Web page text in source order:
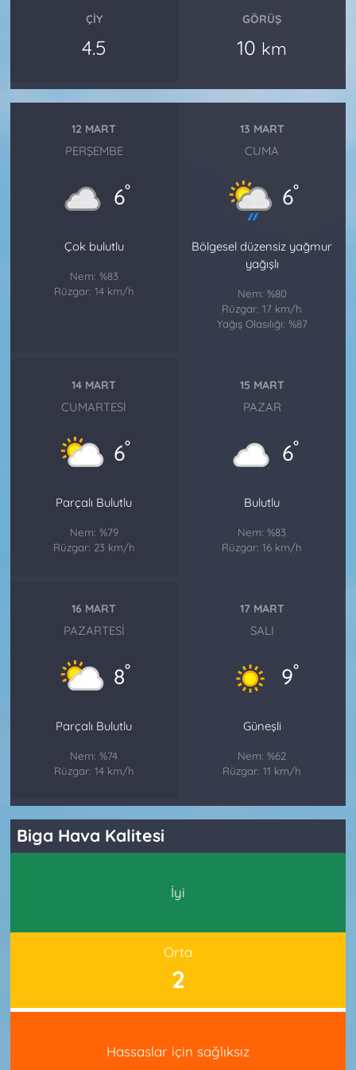
ÇIY
4.5
GÖRÜŞ
10 km
12 MART
PERŞEMBE
6°
Çok bulutlu
Nem: %83
Rüzgar: 14 km/h
13 MART
CUMA
6°
Bölgesel düzensiz yağmur
yağışlı
Nem: %80
Rüzgar: 17 km/h
Yağış Olasılığı: %87
14 MART
CUMARTESI
6°
Parçalı Bulutlu
Nem: %79
Rüzgar: 23 km/h
15 MART
PAZAR
6°
Bulutlu
Nem: %83
Rüzgar: 16 km/h
16 MART
PAZARTESI
8°
Parçalı Bulutlu
Nem: %74
Rüzgar: 14 km/h
17 MART
SALI
9°
Güneşli
Nem: %62
Rüzgar: 11 km/h
Biga Hava Kalitesi
İyi
Orta
2
Hassaslar için sağlıksız